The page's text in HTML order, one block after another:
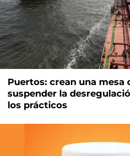
Puertos: crean una mesa
suspender la
los prácticos